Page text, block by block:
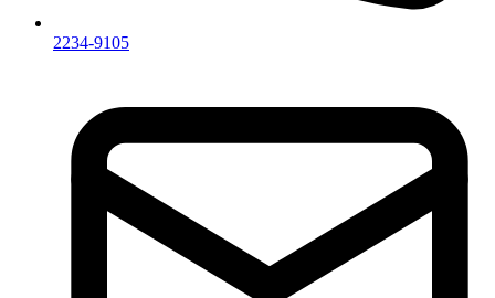
2234-9105